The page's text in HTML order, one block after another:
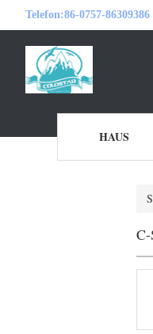
Telefon:86-0757-86309386
HAUS